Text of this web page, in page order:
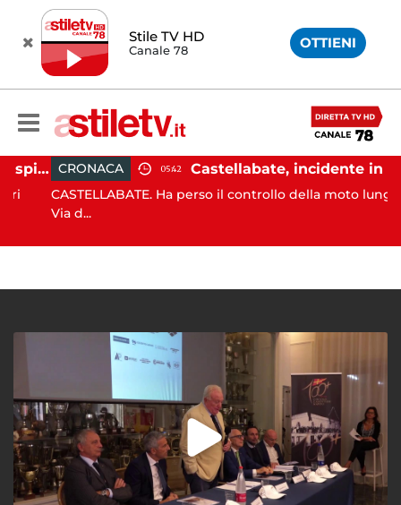
Stile TV HD
Canale 78 OTTIENI
Ischia, pusher sorpreso in spiaggia da carabinieri in Vespa CRONACA 05:42
CASTELLABATE. Ha perso il controllo della moto lungo la
Via d...